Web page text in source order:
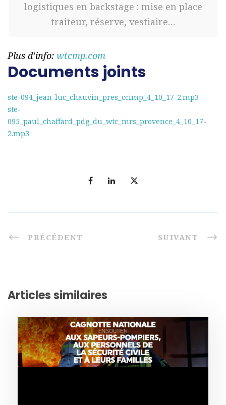
logistiques en backstage : mise en place
traiteur, réserve, vestiaire…
Plus d’info: wtcmp.com
Documents joints
ste-094_jean-luc_chauvin_pres_ccimp_4_10_17-2.mp3
ste-
095_paul_chaffard_pdg_du_wtc_mrs_provence_4_10_17-
2.mp3
PRÉCÉDENT SUIVANT
Articles similaires